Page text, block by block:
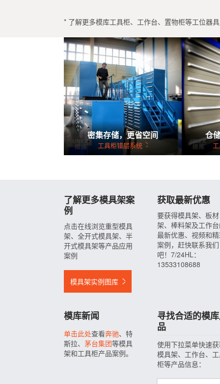
* 了解更多模库工具柜、工作台、置物柜等工位器
密集存储，更省空间
工具柜错层系统
仓
了解更多模具架案
例
点击在线浏览重型模具
架、全开式模具架、半
开式模具架等产品应用
案例
模具架实例图库
获取最新优惠
要获得模具架、板材
架、棒料架及工作
最新优惠、视频和
案例，赶快联系我们
吧！7/24HL：
13533108688
模库新闻
单击此处查看奔驰、特
斯拉、 茅台集团等模具
架和工具柜产品案例。
寻找合适的模
品
使用下拉菜单快速
模具架、工作台、
柜等产品信息：